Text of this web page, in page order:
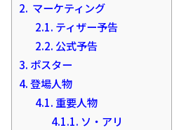
2. マーケティング
2.1. ティザー予告
2.2. 公式予告
3. ポスター
4.登場人物
4.1. 重要人物
4.1.1. ソ・アリ